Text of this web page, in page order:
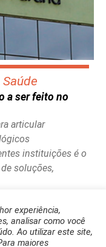
a ser feito no
articular
instituições é o
soluções,
experiência,
analisar como você
Ao utilizar este site,
maiores